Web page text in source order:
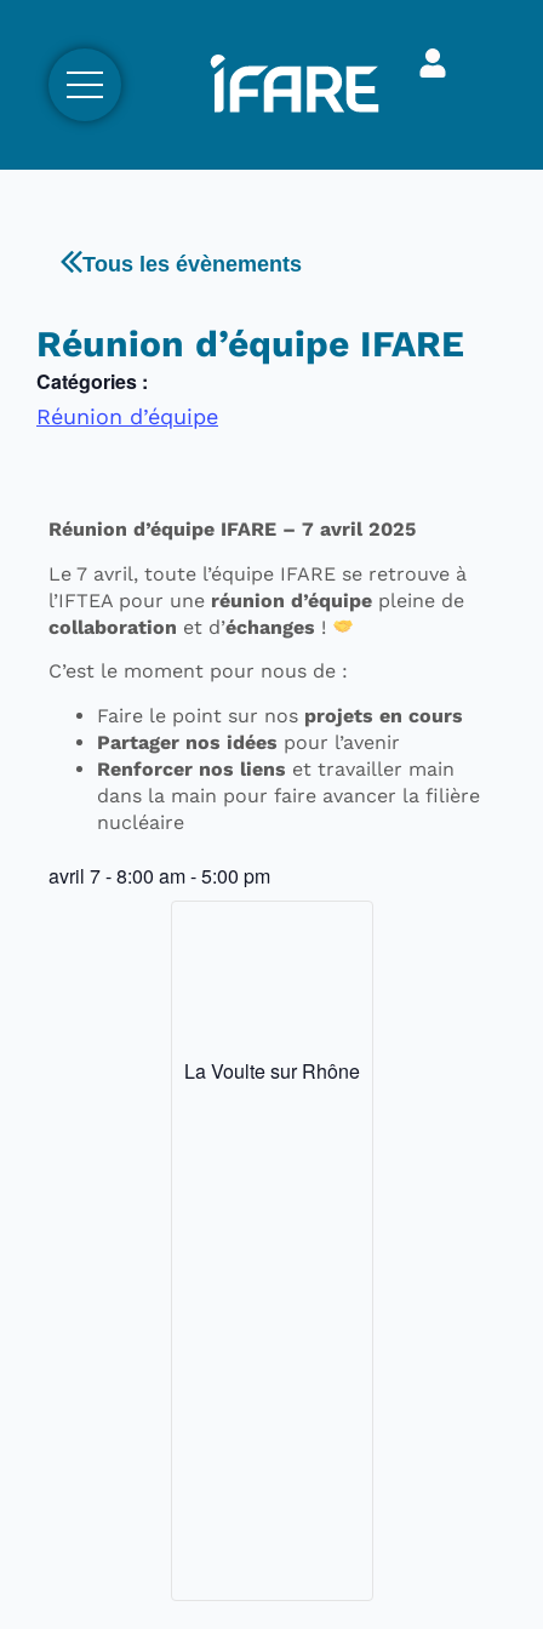
Tous les évènements
Réunion d’équipe IFARE
Catégories :
Réunion d’équipe
Réunion d’équipe IFARE – 7 avril 2025
Le 7 avril, toute l’équipe IFARE se retrouve à
l’IFTEA pour une réunion d’équipe pleine de
collaboration et d’échanges !
C’est le moment pour nous de :
Faire le point sur nos projets en cours
Partager nos idées pour l’avenir
Renforcer nos liens et travailler main
dans la main pour faire avancer la filière
nucléaire
avril 7-8:00 am-5:00 pm
La Voulte sur Rhône